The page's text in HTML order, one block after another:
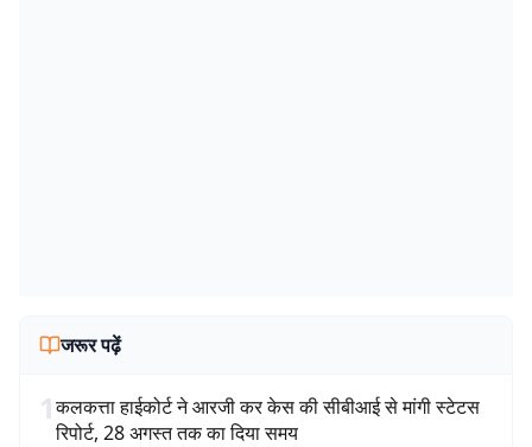
जरूर पढ़ें
1कलकत्ता हाईकोर्ट ने आरजी कर केस की सीबीआई से मांगी स्टेटस
रिपोर्ट, 28 अगस्त तक का दिया समय